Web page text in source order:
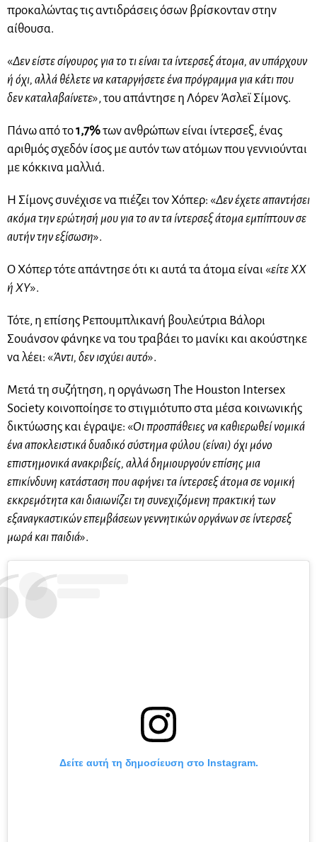
προκαλώντας τις αντιδράσεις όσων βρίσκονταν στην
αίθουσα.
«Δεν είστε σίγουρος για το τι είναι τα ίντερσεξ άτομα, αν υπάρχουν
ή όχι, αλλά θέλετε να καταργήσετε ένα πρόγραμμα για κάτι που
δεν καταλαβαίνετε», του απάντησε η Λόρεν Άσλεϊ Σίμονς.
Πάνω από το1,7%των ανθρώπων είναι ίντερσεξ, ένας
αριθμός σχεδόν ίσος με αυτόν των ατόμων που γεννιούνται
με κόκκινα μαλλιά.
Η Σίμονς συνέχισε να πιέζει τον Χόπερ: «Δεν έχετε απαντήσει
ακόμα την ερώτησή μου για το αν τα ίντερσεξ άτομα εμπίπτουν σε
αυτήν την εξίσωση».
Ο Χόπερ τότε απάντησε ότι κι αυτά τα άτομα είναι «είτε XX
ή XY».
Τότε, η επίσης Ρεπουμπλικανή βουλεύτρια Βάλορι
Σουάνσον φάνηκε να του τραβάει το μανίκι και ακούστηκε
να λέει: «Άντι, δεν ισχύει αυτό».
Μετά τη συζήτηση, η οργάνωση The Houston Intersex
Society κοινοποίησε το στιγμιότυπο στα μέσα κοινωνικής
δικτύωσης και έγραψε: «Οι προσπάθειες να καθιερωθεί νομικά
ένα αποκλειστικά δυαδικό σύστημα φύλου (είναι) όχι μόνο
επιστημονικά ανακριβείς, αλλά δημιουργούν επίσης μια
επικίνδυνη κατάσταση που αφήνει τα ίντερσεξ άτομα σε νομική
εκκρεμότητα και διαιωνίζει τη συνεχιζόμενη πρακτική των
εξαναγκαστικών επεμβάσεων γεννητικών οργάνων σε ίντερσεξ
μωρά και παιδιά».
Δείτε αυτή τη δημοσίευση στο Instagram.